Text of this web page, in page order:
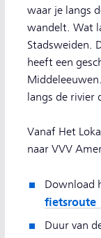
waar je langs
wandelt. Wat
Stadsweiden.
heeft een
langs de
Vanaf Het
naar VVV
Download
fietsroute
Duur van